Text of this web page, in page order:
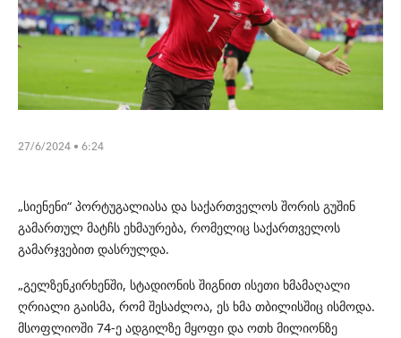
27/6/2024 • 6:24
„სიენენი“ პორტუგალიასა და საქართველოს შორის გუშინ
გამართულ მატჩს ეხმაურება, რომელიც საქართველოს
გამარჯვებით დასრულდა.
„გელზენკირხენში, სტადიონის შიგნით ისეთი ხმამაღალი
ღრიალი გაისმა, რომ შესაძლოა, ეს ხმა თბილისშიც ისმოდა.
მსოფლიოში 74-ე ადგილზე მყოფი და ოთხ მილიონზე